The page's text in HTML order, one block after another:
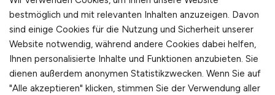
Controller(m/w/d)
bestmöglich und mit relevanten Inhalten anzuzeigen. Davon
sind einige Cookies für die Nutzung und Sicherheit unserer
Website notwendig, während andere Cookies dabei helfen,
Ihnen personalisierte Inhalte und Funktionen anzubieten. Sie
dienen außerdem anonymen Statistikzwecken. Wenn Sie auf
"Alle akzeptieren" klicken, stimmen Sie der Verwendung aller